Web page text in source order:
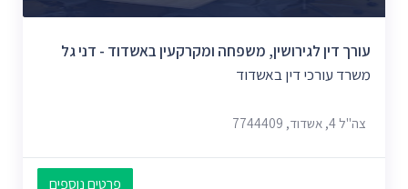
עורך דין לגירושין, משפחה ומקרקעין באשדוד - דני גל
משרד עורכי דין באשדוד
צה"ל 4, אשדוד, 7744409
פרטים נוספים